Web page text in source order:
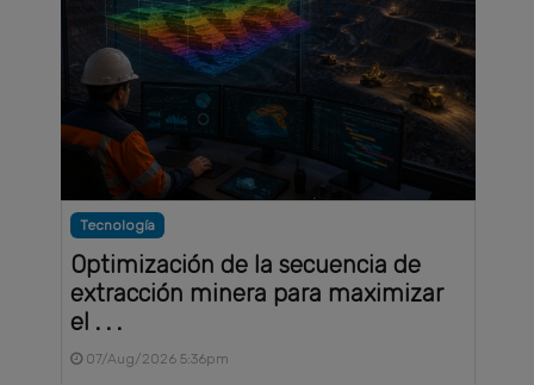
Tecnología
Optimización de la secuencia de
extracción minera para maximizar
el . . .
07/Aug/2026 5:36pm